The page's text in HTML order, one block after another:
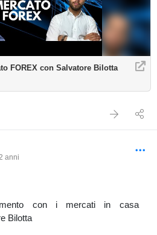
FOREX con Salvatore Bilotta
anni
con i mercati in casa
Bilotta